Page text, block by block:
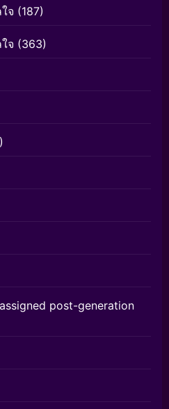
จ (187)
จ (363)
post-generation